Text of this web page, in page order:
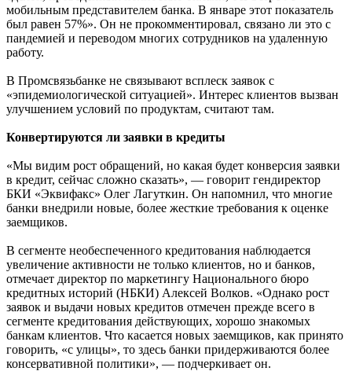
мобильным представителем банка. В январе этот показатель
был равен 57%». Он не прокомментировал, связано ли это с
пандемией и переводом многих сотрудников на удаленную
работу.
В Промсвязьбанке не связывают всплеск заявок с
«эпидемиологической ситуацией». Интерес клиентов вызван
улучшением условий по продуктам, считают там.
Конвертируются ли заявки в кредиты
«Мы видим рост обращений, но какая будет конверсия заявки
в кредит, сейчас сложно сказать», — говорит гендиректор
БКИ «Эквифакс» Олег Лагуткин. Он напомнил, что многие
банки внедрили новые, более жесткие требования к оценке
заемщиков.
В сегменте необеспеченного кредитования наблюдается
увеличение активности не только клиентов, но и банков,
отмечает директор по маркетингу Национального бюро
кредитных историй (НБКИ) Алексей Волков. «Однако рост
заявок и выдачи новых кредитов отмечен прежде всего в
сегменте кредитования действующих, хорошо знакомых
банкам клиентов. Что касается новых заемщиков, как принято
говорить, «с улицы», то здесь банки придерживаются более
консервативной политики», — подчеркивает он.